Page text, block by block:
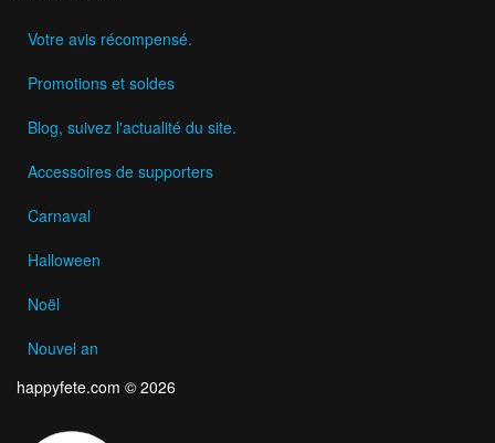
Votre avis récompensé.
Promotions et soldes
Blog, suivez l'actualité du site.
Accessoires de supporters
Carnaval
Halloween
Noël
Nouvel an
happyfete.com © 2026